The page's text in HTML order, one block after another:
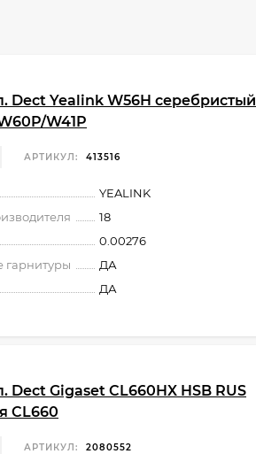
Dect Yealink W56H серебристый
W41P
АРТИКУЛ: 413516
YEALINK
18
0.00276
гарнитуры
ДА
ДА
Dect Gigaset CL660HX HSB RUS
CL660
АРТИКУЛ: 2080552